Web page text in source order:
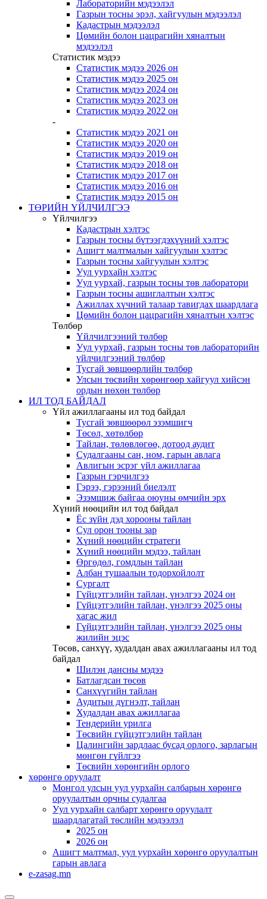
Лабораторийн мэдээлэл
Газрын тосны эрэл, хайгуулын мэдээлэл
Кадастрын мэдээлэл
Цөмийн болон цацрагийн хяналтын
мэдээлэл
Статистик мэдээ
Статистик мэдээ 2026 он
Статистик мэдээ 2025 он
Статистик мэдээ 2024 он
Статистик мэдээ 2023 он
Статистик мэдээ 2022 он
-
Статистик мэдээ 2021 он
Статистик мэдээ 2020 он
Статистик мэдээ 2019 он
Статистик мэдээ 2018 он
Статистик мэдээ 2017 он
Статистик мэдээ 2016 он
Статистик мэдээ 2015 он
ТӨРИЙН ҮЙЛЧИЛГЭЭ
Үйлчилгээ
Кадастрын хэлтэс
Газрын тосны бүтээгдэхүүний хэлтэс
Ашигт малтмалын хайгуулын хэлтэс
Газрын тосны хайгуулын хэлтэс
Уул уурхайн хэлтэс
Уул уурхай, газрын тосны төв лаборатори
Газрын тосны ашиглалтын хэлтэс
Ажиллах хүчний талаар тавигдах шаардлага
Цөмийн болон цацрагийн хяналтын хэлтэс
Төлбөр
Үйлчилгээний төлбөр
Уул уурхай, газрын тосны төв лабораторийн
үйлчилгээний төлбөр
Тусгай зөвшөөрлийн төлбөр
Улсын төсвийн хөрөнгөөр хайгуул хийсэн
ордын нөхөн төлбөр
ИЛ ТОД БАЙДАЛ
Үйл ажиллагааны ил тод байдал
Тусгай зөвшөөрөл эзэмшигч
Төсөл, хөтөлбөр
Тайлан, төлөвлөгөө, дотоод аудит
Судалгааны сан, ном, гарын авлага
Авлигын эсрэг үйл ажиллагаа
Газрын гэрчилгээ
Гэрээ, гэрээний биелэлт
Эзэмшиж байгаа оюуны өмчийн эрх
Хүний нөөцийн ил тод байдал
Ёс зүйн дэд хорооны тайлан
Сул орон тооны зар
Хүний нөөцийн стратеги
Хүний нөөцийн мэдээ, тайлан
Өргөдөл, гомдлын тайлан
Албан тушаалын тодорхойлолт
Сургалт
Гүйцэтгэлийн тайлан, үнэлгээ 2024 он
Гүйцэтгэлийн тайлан, үнэлгээ 2025 оны
хагас жил
Гүйцэтгэлийн тайлан, үнэлгээ 2025 оны
жилийн эцэс
Төсөв, санхүү, худалдан авах ажиллагааны ил тод
байдал
Шилэн дансны мэдээ
Батлагдсан төсөв
Санхүүгийн тайлан
Аудитын дүгнэлт, тайлан
Худалдан авах ажиллагаа
Тендерийн урилга
Төсвийн гүйцэтгэлийн тайлан
Цалингийн зардлаас бусад орлого, зарлагын
мөнгөн гүйлгээ
Төсвийн хөрөнгийн орлого
хөрөнгө оруулалт
Монгол улсын уул уурхайн салбарын хөрөнгө
оруулалтын орчны судалгаа
Уул уурхайн салбарт хөрөнгө оруулалт
шаардлагатай төслийн мэдээлэл
2025 он
2026 он
Ашигт малтмал, уул уурхайн хөрөнгө оруулалтын
гарын авлага
e-zasag.mn